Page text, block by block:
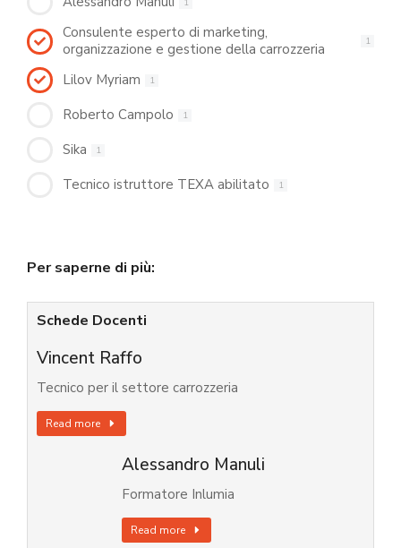
Consulente esperto di marketing,
organizzazione e gestione della carrozzeria
1
Lilov Myriam 1
Roberto Campolo 1
Sika 1
Tecnico istruttore TEXA abilitato 1
Per saperne di più:
Schede Docenti
Vincent Raffo
Tecnico per il settore carrozzeria
Read more
Alessandro Manuli
Formatore Inlumia
Read more